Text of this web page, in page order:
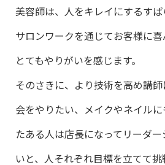
美容師は、人をキレイにするすば
サロンワークを通じてお客様に喜
とてもやりがいを感じます。
そのさきに、より技術を高め講
会をやりたい、メイクやネイル
たある人は店長になってリーダ
いと、人それぞれ目標を立てて